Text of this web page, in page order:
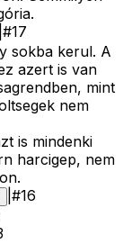
#17
sokba kerul. A
azert is van
mint
nem
is mindenki
harcigep, nem
#16